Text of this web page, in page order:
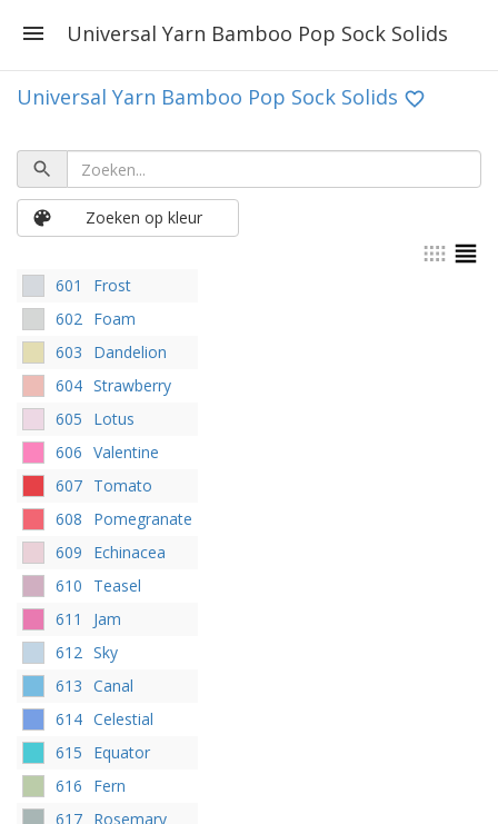
Universal Yarn Bamboo Pop Sock Solids
Universal Yarn Bamboo Pop Sock Solids
Zoeken op kleur
601
Frost
602 Foam
603
Dandelion
604 Strawberry
605
Lotus
606 Valentine
607 Tomato
608
Pomegranate
609
Echinacea
610
Teasel
611
Jam
612 Sky
613 Canal
614 Celestial
615
Equator
616
Fern
617 Rosemary